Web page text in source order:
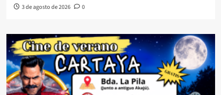
3 de agosto de 2026 0